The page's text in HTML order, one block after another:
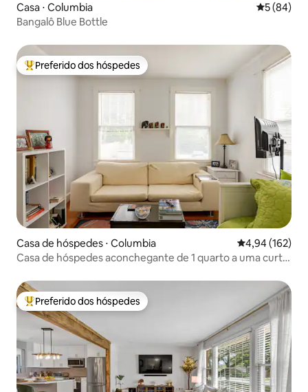
Casa ⋅ Columbia 5 de uma
5 (84)
Bangalô Blue Bottle
Entre os melhores preferidos dos hóspedes
Preferido dos hóspedes
Casa de hóspedes ⋅ Columbia 4,94 de uma
4,94 (162)
Casa de hóspedes aconchegante de 1 quarto a uma curta
Entre os melhores preferidos dos hóspedes
Preferido dos hóspedes